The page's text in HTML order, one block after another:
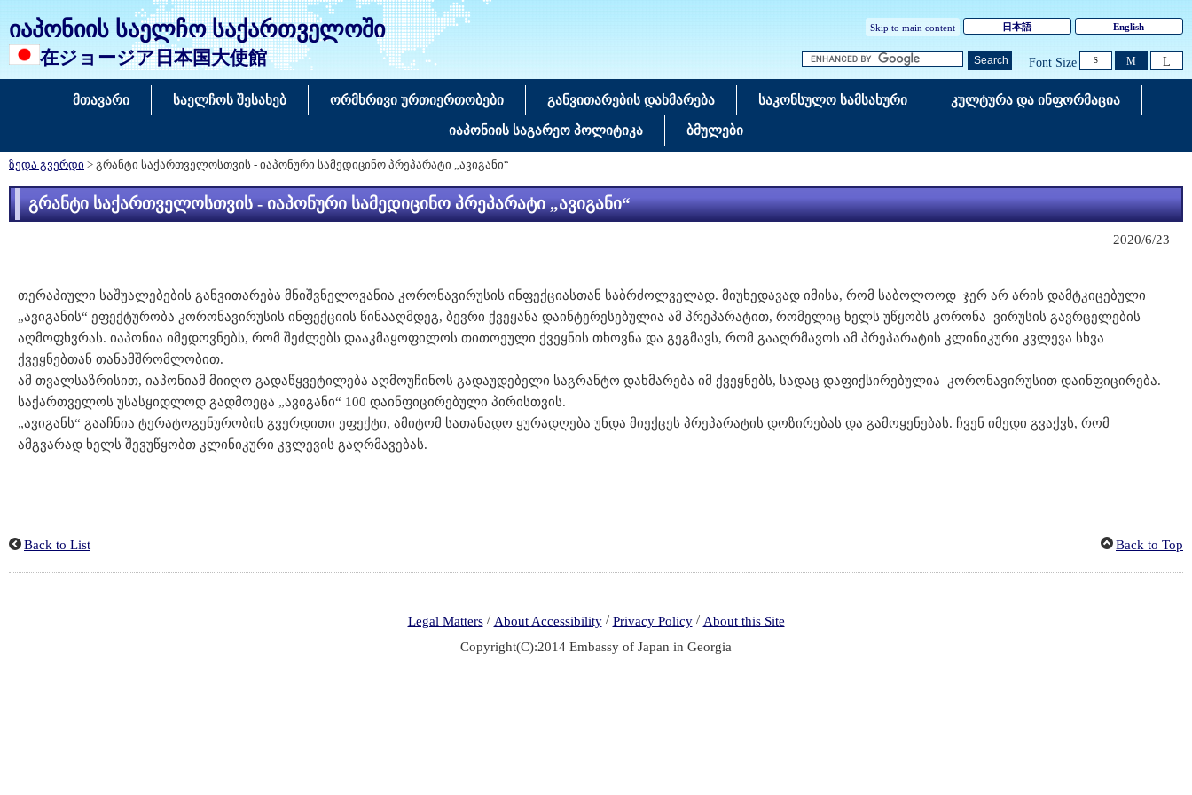
იაპონიის საელჩო საქართველოში
在ジョージア日本国大使館
Skip to main content 日本語 English
Search Font Size S M L
მთავარი საელჩოს შესახებ ორმხრივი ურთიერთობები განვითარების დახმარება საკონსულო სამსახური კულტურა და ინფორმაცია
იაპონიის საგარეო პოლიტიკა ბმულები
ზედა გვერდი > გრანტი საქართველოსთვის - იაპონური სამედიცინო პრეპარატი „ავიგანი“
გრანტი საქართველოსთვის - იაპონური სამედიცინო პრეპარატი „ავიგანი“
2020/6/23
თერაპიული საშუალებების განვითარება მნიშვნელოვანია კორონავირუსის ინფექციასთან საბრძოლველად. მიუხედავად იმისა, რომ საბოლოოდ ჯერ არ არის დამტკიცებული
„ავიგანის“ ეფექტურობა კორონავირუსის ინფექციის წინააღმდეგ, ბევრი ქვეყანა დაინტერესებულია ამ პრეპარატით, რომელიც ხელს უწყობს კორონა ვირუსის გავრცელების
აღმოფხვრას. იაპონია იმედოვნებს, რომ შეძლებს დააკმაყოფილოს თითოეული ქვეყნის თხოვნა და გეგმავს, რომ გააღრმავოს ამ პრეპარატის კლინიკური კვლევა სხვა
ქვეყნებთან თანამშრომლობით.
ამ თვალსაზრისით, იაპონიამ მიიღო გადაწყვეტილება აღმოუჩინოს გადაუდებელი საგრანტო დახმარება იმ ქვეყნებს, სადაც დაფიქსირებულია კორონავირუსით დაინფიცირება.
საქართველოს უსასყიდლოდ გადმოეცა „ავიგანი“ 100 დაინფიცირებული პირისთვის.
„ავიგანს“ გააჩნია ტერატოგენურობის გვერდითი ეფექტი, ამიტომ სათანადო ყურადღება უნდა მიექცეს პრეპარატის დოზირებას და გამოყენებას. ჩვენ იმედი გვაქვს, რომ
ამგვარად ხელს შევუწყობთ კლინიკური კვლევის გაღრმავებას.
Back to List Back to Top
Legal Matters / About Accessibility / Privacy Policy / About this Site
Copyright(C):2014 Embassy of Japan in Georgia